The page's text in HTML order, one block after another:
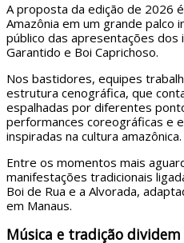
A proposta da edição de 2026
Amazônia em um grande palco
público das apresentações dos
Garantido e Boi Caprichoso.
Nos bastidores, equipes
estrutura cenográfica, que
espalhadas por diferentes
performances coreográficas e
inspiradas na cultura amazônica.
Entre os momentos mais
manifestações tradicionais
Boi de Rua e a Alvorada,
em Manaus.
Música e tradição dividem